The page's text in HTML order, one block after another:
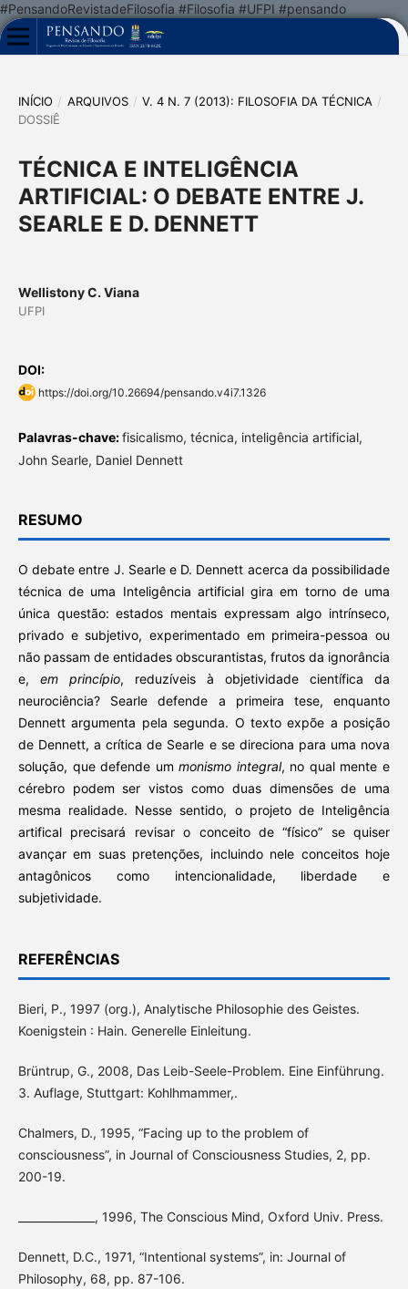
#PensandoRevistadeFilosofia #Filosofia #UFPI #pensando
INÍCIO / ARQUIVOS / V. 4 N. 7 (2013): FILOSOFIA DA TÉCNICA /
DOSSIÊ
TÉCNICA E INTELIGÊNCIA
ARTIFICIAL: O DEBATE ENTRE J.
SEARLE E D. DENNETT
Wellistony C. Viana
UFPI
DOI:
https://doi.org/10.26694/pensando.v4i7.1326
Palavras-chave:fisicalismo, técnica, inteligência artificial,
John Searle, Daniel Dennett
RESUMO
O debate entre J. Searle e D. Dennett acerca da possibilidade
técnica de uma Inteligência artificial gira em torno de uma
única questão: estados mentais expressam algo intrínseco,
privado e subjetivo, experimentado em primeira-pessoa ou
não passam de entidades obscurantistas, frutos da ignorância
e, em princípio, reduzíveis à objetividade científica da
neurociência? Searle defende a primeira tese, enquanto
Dennett argumenta pela segunda. O texto expõe a posição
de Dennett, a crítica de Searle e se direciona para uma nova
solução, que defende ummonismo integral, no qual mente e
cérebro podem ser vistos como duas dimensões de uma
mesma realidade. Nesse sentido, o projeto de Inteligência
artifical precisará revisar o conceito de “físico” se quiser
avançar em suas pretenções, incluindo nele conceitos hoje
antagônicos como intencionalidade, liberdade e
subjetividade.
REFERÊNCIAS
Bieri, P., 1997 (org.), Analytische Philosophie des Geistes.
Koenigstein : Hain. Generelle Einleitung.
Brüntrup, G., 2008, Das Leib-Seele-Problem. Eine Einführung.
3. Auflage, Stuttgart: Kohlhmammer,.
Chalmers, D., 1995, “Facing up to the problem of
consciousness”, in Journal of Consciousness Studies, 2, pp.
200-19.
______________, 1996, The Conscious Mind, Oxford Univ. Press.
Dennett, D.C., 1971, “Intentional systems”, in: Journal of
Philosophy, 68, pp. 87-106.